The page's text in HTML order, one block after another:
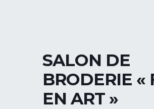
SALON DE
BRODERIE «
EN ART »